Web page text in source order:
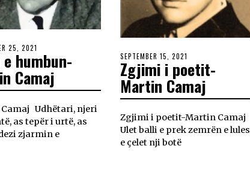
25, 2021
e humbun-
Camaj
Udhëtari, njeri
as tepër i urtë, as
zjarmin e
SEPTEMBER 15, 2021
Zgjimi i poetit-
Martin Camaj
Zgjimi i poetit-Martin Camaj
Ulet balli e prek zemrën e lules
e çelet nji botë